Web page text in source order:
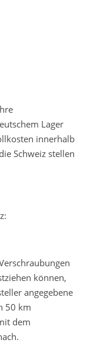
Lager
innerhalb
Schweiz stellen
können,
angegebene
50 km
dem